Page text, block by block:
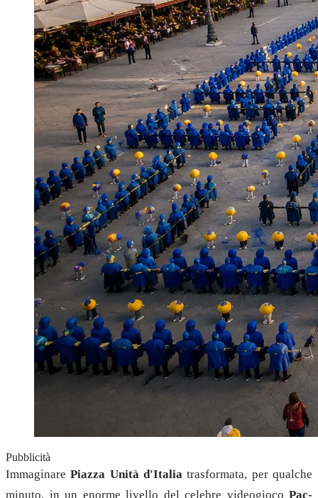
Pubblicità
ImmaginarePiazza Unità d'Italia trasformata, per qualche
minuto, in un enorme livello del celebre videogioco Pac-